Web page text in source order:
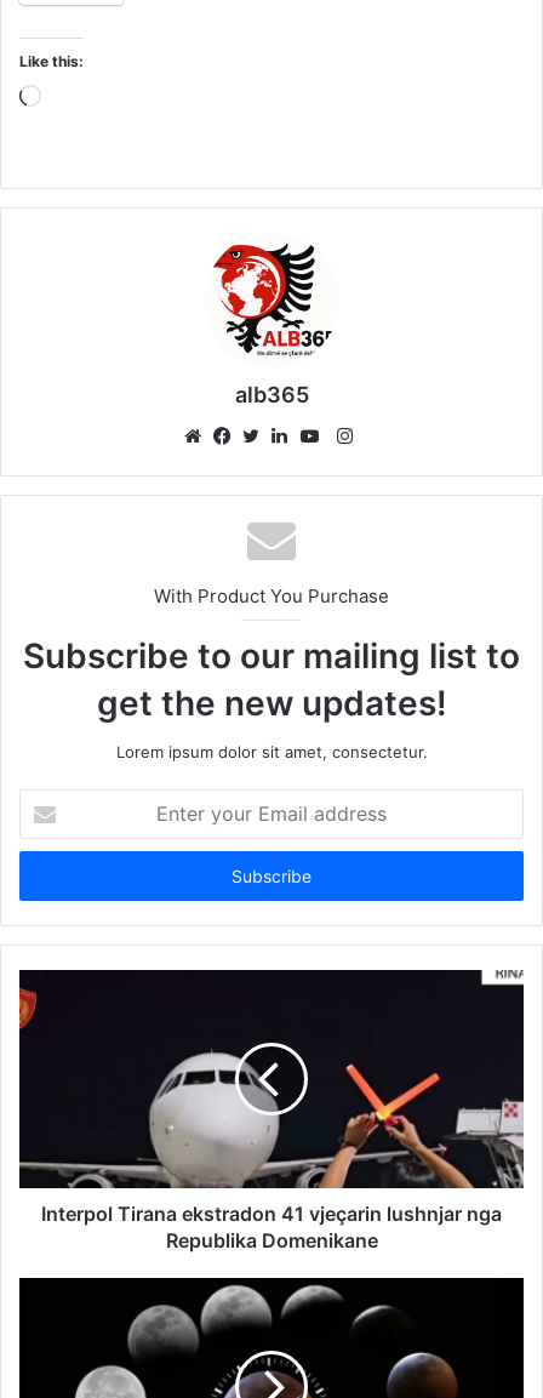
Like this:
Loading…
alb365
Instagram
With Product You Purchase
Subscribe to our mailing list to
get the new updates!
Lorem ipsum dolor sit amet, consectetur.
your
Email
Interpol Tirana ekstradon 41 vjeçarin lushnjar nga
Republika Domenikane